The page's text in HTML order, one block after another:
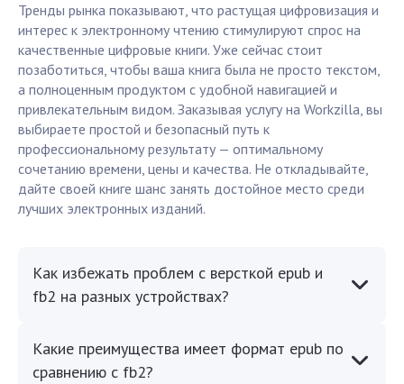
Тренды рынка показывают, что растущая цифровизация и
интерес к электронному чтению стимулируют спрос на
качественные цифровые книги. Уже сейчас стоит
позаботиться, чтобы ваша книга была не просто текстом,
а полноценным продуктом с удобной навигацией и
привлекательным видом. Заказывая услугу на Workzilla, вы
выбираете простой и безопасный путь к
профессиональному результату — оптимальному
сочетанию времени, цены и качества. Не откладывайте,
дайте своей книге шанс занять достойное место среди
лучших электронных изданий.
Как избежать проблем с версткой epub и
fb2 на разных устройствах?
Какие преимущества имеет формат epub по
сравнению с fb2?